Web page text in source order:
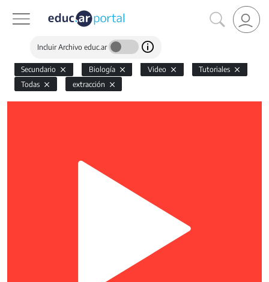
Incluir Archivo educ.ar
Secundario Biología Video
Tutoriales
Todas
extracción